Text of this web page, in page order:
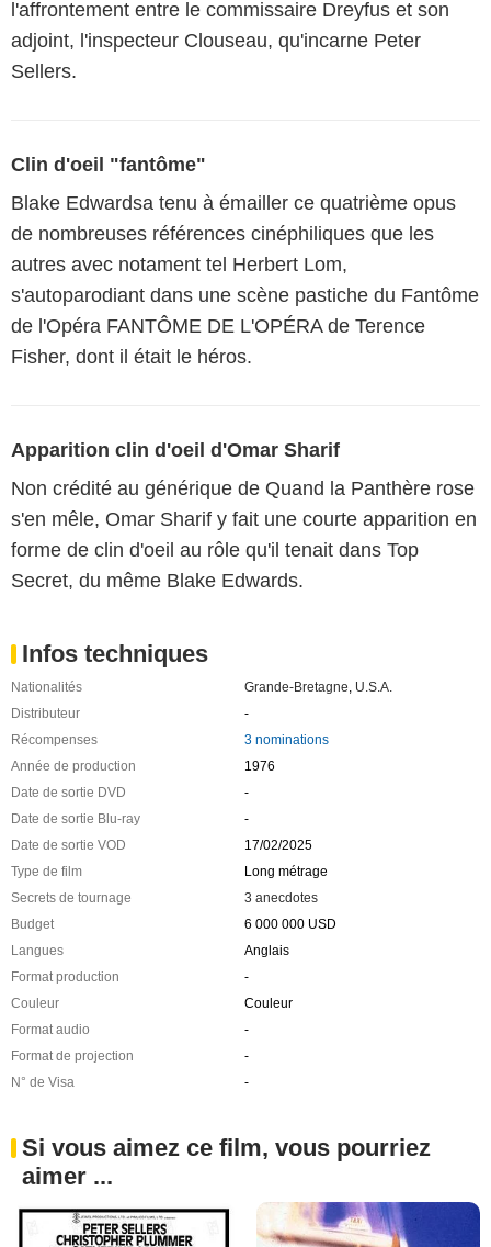
l'affrontement entre le commissaire Dreyfus et son
adjoint, l'inspecteur Clouseau, qu'incarne Peter
Sellers.
Clin d'oeil "fantôme"
Blake Edwardsa tenu à émailler ce quatrième opus
de nombreuses références cinéphiliques que les
autres avec notament tel Herbert Lom,
s'autoparodiant dans une scène pastiche du Fantôme
de l'Opéra FANTÔME DE L'OPÉRA de Terence
Fisher, dont il était le héros.
Apparition clin d'oeil d'Omar Sharif
Non crédité au générique de Quand la Panthère rose
s'en mêle, Omar Sharif y fait une courte apparition en
forme de clin d'oeil au rôle qu'il tenait dans Top
Secret, du même Blake Edwards.
Infos techniques
Nationalités Grande-Bretagne U.S.A.
Distributeur
-
Récompenses
3 nominations
Année de production
1976
Date de sortie DVD
-
Date de sortie Blu-ray
-
Date de sortie VOD
17/02/2025
Type de film
Long métrage
Secrets de tournage
3 anecdotes
Budget
6 000 000 USD
Langues
Anglais
Format production
-
Couleur
Couleur
Format audio
-
Format de projection
-
N° de Visa
-
Si vous aimez ce film, vous pourriez
aimer ...